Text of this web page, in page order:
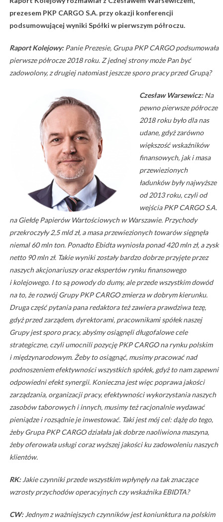
prezesem PKP CARGO S.A. przy okazji konferencji
podsumowującej wyniki Spółki w pierwszym półroczu.
Raport Kolejowy:Panie Prezesie, Grupa PKP CARGO podsumowała
pierwsze półrocze 2018 roku. Z jednej strony może Pan być
zadowolony, z drugiej natomiast jeszcze sporo pracy przed Grupą?
Czesław Warsewicz:Na
pewno pierwsze półrocze
2018 roku było dla nas
udane, gdyż zarówno
większość wskaźników
finansowych, jak i masa
przewiezionych
ładunków były najwyższe
od 2013 roku, czyli od
wejścia PKP CARGO S.A.
na Giełdę Papierów Wartościowych w Warszawie. Przychody
przekroczyły 2,5 mld zł, a masa przewiezionych towarów sięgnęła
niemal 60 mln ton. Ponadto Ebidta wyniosła ponad 420 mln zł, a zysk
netto 90 mln zł. Takie wyniki zostały bardzo dobrze przyjęte przez
naszych akcjonariuszy oraz ekspertów rynku finansowego
i kolejowego. I to są powody do dumy, ale przede wszystkim dowód
na to, że rozwój Grupy PKP CARGO zmierza w dobrym kierunku.
Druga część pytania pana redaktora też zawiera prawdziwa tezę,
gdyż przed zarządem, dyrektorami, pracownikami spółek naszej
Grupy jest sporo pracy, abyśmy osiągnęli długofalowe cele
strategiczne, czyli umocnili pozycję PKP CARGO na rynku polskim
i międzynarodowym. Żeby to osiągnąć, musimy pracować nad
podnoszeniem efektywności wszystkich spółek, gdyż to nam zapewni
odpowiedni efekt synergii. Konieczna jest więc poprawa jakości
zarządzania, organizacji pracy, efektywności wykorzystania naszych
zasobów taborowych i innych, musimy też racjonalnie wydawać
pieniądze i rozsądnie je inwestować. Taki jest mój cel: dążę do tego,
żeby Grupa PKP CARGO działała jak dobrze naoliwiona maszyna,
żeby oferowała usługi coraz wyższej jakości ku zadowoleniu naszych
klientów.
RK:Jakie czynniki przede wszystkim wpłynęły na tak znaczące
wzrosty przychodów operacyjnych czy wskaźnika EBIDTA?
CW:Jednym z ważniejszych czynników jest koniunktura na polskim